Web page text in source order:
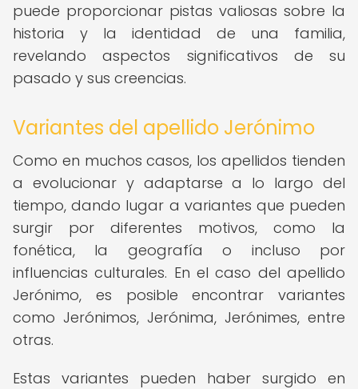
puede proporcionar pistas valiosas sobre la
historia y la identidad de una familia,
revelando aspectos significativos de su
pasado y sus creencias.
Variantes del apellido Jerónimo
Como en muchos casos, los apellidos tienden
a evolucionar y adaptarse a lo largo del
tiempo, dando lugar a variantes que pueden
surgir por diferentes motivos, como la
fonética, la geografía o incluso por
influencias culturales. En el caso del apellido
Jerónimo, es posible encontrar variantes
como Jerónimos, Jerónima, Jerónimes, entre
otras.
Estas variantes pueden haber surgido en